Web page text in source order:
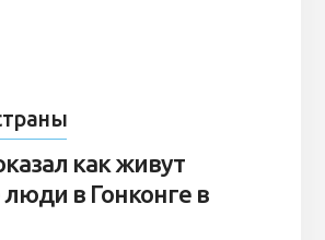
как живут
в Гонконге в